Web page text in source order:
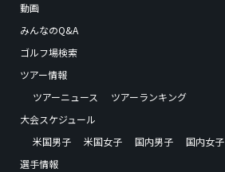
動画
みんなのQ&A
ゴルフ場検索
ツアー情報
ツアーニュース
ツアーランキング
大会スケジュール
米国男子
米国女子 国内男子
国内女子
選手情報